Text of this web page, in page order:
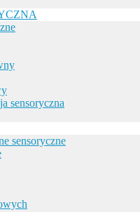
sensoryczna
sensoryczne